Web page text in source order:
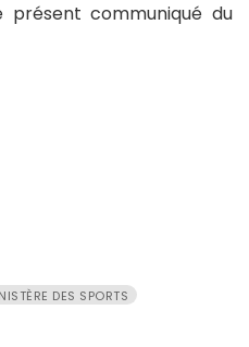
communiqué du
DES SPORTS